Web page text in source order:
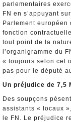
parlementaires
FN en s’appuyant
Parlement
fonction
tout point de la
l’organigramme du
« toujours selon cet
pas pour le député
Un préjudice de 7,5
Des soupçons
assistants « locaux
le FN. Le préjudice